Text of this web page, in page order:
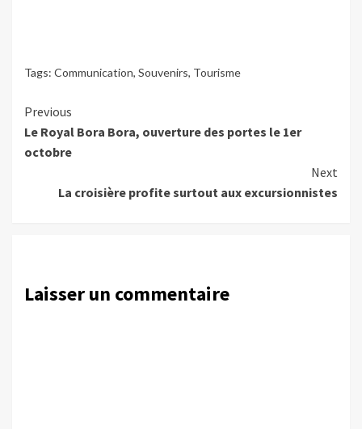
Tags: Communication, Souvenirs, Tourisme
Continue
Reading
Previous
Le Royal Bora Bora, ouverture des portes le 1er
octobre
Next
La croisière profite surtout aux excursionnistes
Laisser un commentaire